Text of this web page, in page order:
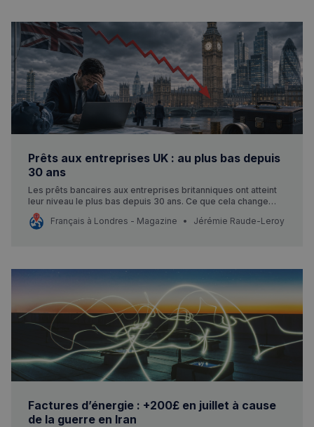
Prêts aux entreprises UK : au plus bas depuis
30 ans
Les prêts bancaires aux entreprises britanniques ont atteint
leur niveau le plus bas depuis 30 ans. Ce que cela change
concrètement pour les Français entrepreneurs au Royaume-
Uni.
Français à Londres - Magazine Jérémie Raude-Leroy
Factures d’énergie : +200£ en juillet à cause
de la guerre en Iran